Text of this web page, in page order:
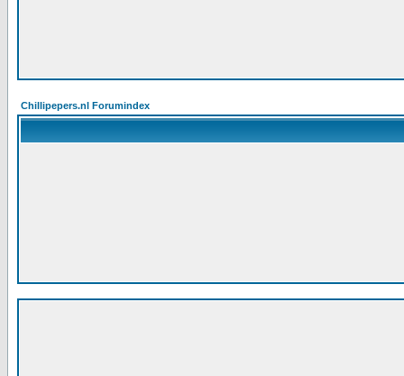
Chillipepers.nl Forumindex